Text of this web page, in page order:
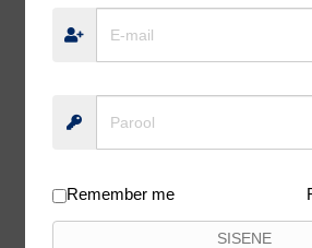
CARBONE, 75 G, TEST:
Remember me
SISENE